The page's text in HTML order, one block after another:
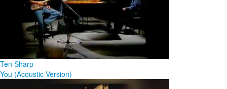
Ten Sharp
You (Acoustic Version)